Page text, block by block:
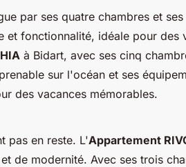
par ses quatre chambres et ses
et fonctionnalité, idéale pour des
à Bidart, avec ses cinq
sur l'océan et ses
des vacances mémorables.
pas en reste. L'Appartement
de modernité. Avec ses trois